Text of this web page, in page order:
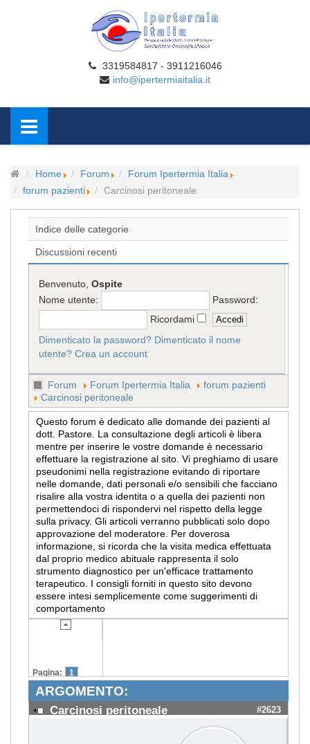
3319584817 - 3911216046
info@ipertermiaitalia.it
Home Forum
Forum Ipertermia Italia
forum pazienti
Carcinosi peritoneale
Indice delle categorie
Discussioni recenti
Benvenuto,Ospite
Nome utente:
Password:
Ricordami
Dimenticato la password? Dimenticato il nome
utente? Crea un account
Forum Forum Ipertermia Italia
forum pazienti
Carcinosi peritoneale
Questo forum è dedicato alle domande dei pazienti al
dott. Pastore. La consultazione degli articoli è libera
mentre per inserire le vostre domande è necessario
effettuare la registrazione al sito. Vi preghiamo di usare
pseudonimi nella registrazione evitando di riportare
nelle domande, dati personali e/o sensibili che facciano
risalire alla vostra identita o a quella dei pazienti non
permettendoci di rispondervi nel rispetto della legge
sulla privacy. Gli articoli verranno pubblicati solo dopo
approvazione del moderatore. Per doverosa
informazione, si ricorda che la visita medica effettuata
dal proprio medico abituale rappresenta il solo
strumento diagnostico per un'efficace trattamento
terapeutico. I consigli forniti in questo sito devono
essere intesi semplicemente come suggerimenti di
comportamento
Pagina: 1
ARGOMENTO:
Carcinosi peritoneale #2623